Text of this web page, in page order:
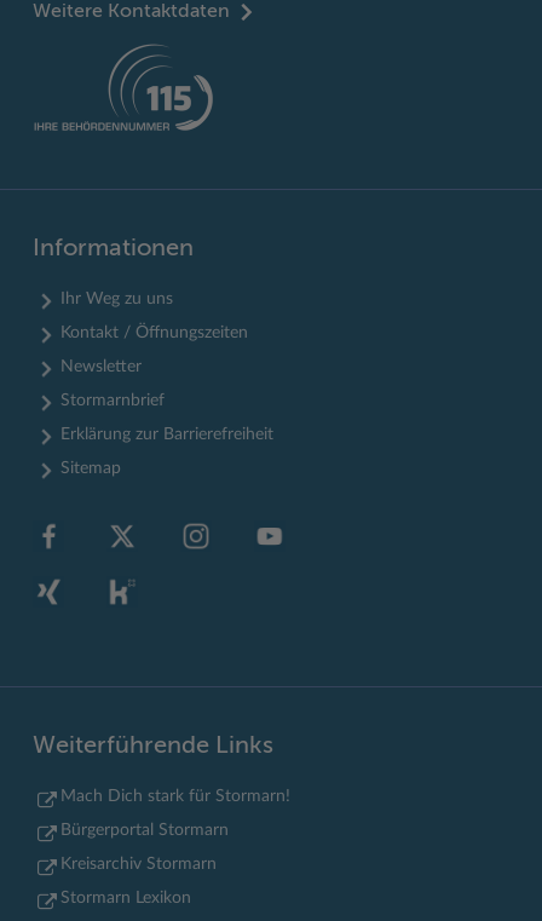
Weitere Kontaktdaten
Informationen
Ihr Weg zu uns
Kontakt / Öffnungszeiten
Newsletter
Stormarnbrief
Erklärung zur Barrierefreiheit
Sitemap
Weiterführende Links
Mach Dich stark für Stormarn!
Bürgerportal Stormarn
Kreisarchiv Stormarn
Stormarn Lexikon